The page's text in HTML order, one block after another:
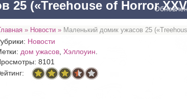
25 («Treehouse of Horror
» Новости » Маленький домик ужасов 25
Новости
дом ужасов Хэллоуин
8101